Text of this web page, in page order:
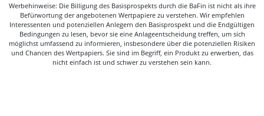
Werbehinweise: Die Billigung des Basisprospekts durch die BaFin ist nicht als ihre
Befürwortung der angebotenen Wertpapiere zu verstehen. Wir empfehlen
Interessenten und potenziellen Anlegern den Basisprospekt und die Endgültigen
Bedingungen zu lesen, bevor sie eine Anlageentscheidung treffen, um sich
möglichst umfassend zu informieren, insbesondere über die potenziellen Risiken
und Chancen des Wertpapiers. Sie sind im Begriff, ein Produkt zu erwerben, das
nicht einfach ist und schwer zu verstehen sein kann.